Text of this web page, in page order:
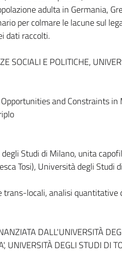
adulta in Germania,
per colmare le lacune sul
dati raccolti.
SOCIALI E POLITICHE,
and Constraints in
Studi di Milano, unita
Tosi), Università degli Studi
locali, analisi quantitative
DALL'UNIVERSITÀ
UNIVERSITÀ DEGLI STUDI DI